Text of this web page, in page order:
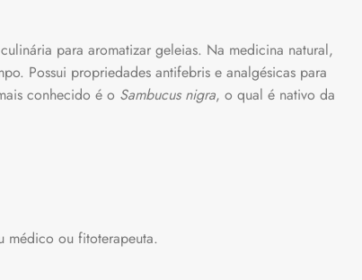
para aromatizar geleias. Na medicina natural,
Possui propriedades antifebris e analgésicas para
conhecido é o Sambucus nigra, o qual é nativo da
médico ou fitoterapeuta.